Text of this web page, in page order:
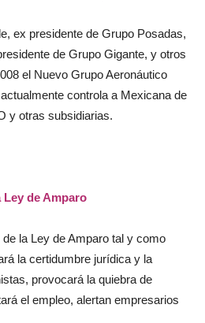
ex presidente de Grupo Posadas,
de Grupo Gigante, y otros
el Nuevo Grupo Aeronáutico
controla a Mexicana de
y otras subsidiarias.
Ley de Amparo
la Ley de Amparo tal y como
la certidumbre jurídica y la
provocará la quiebra de
el empleo, alertan empresarios